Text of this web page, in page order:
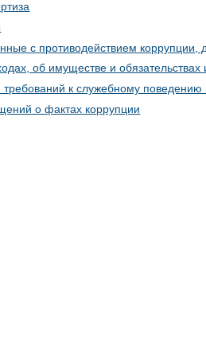
с противодействием коррупции,
об имуществе и обязательствах
к служебному поведению
о фактах коррупции